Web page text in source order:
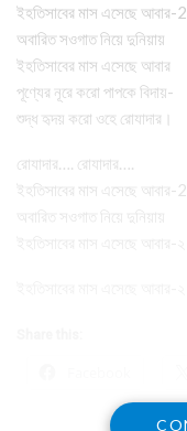
ইহতিসাবের মাস এসেছে আবার-2
অবারিত সওগাত নিয়ে দুনিয়ায়
ইহতিসাবের মাস এসেছে আবার
পূণ্যের নূরে করো পাপকে বিদায়-
শুদ্ধ হৃদয় করো ওহে রোযাদার।
রোযাদার…. রোযাদার….
ইহতিসাবের মাস এসেছে আবার-2
অবারিত সওগাত নিয়ে দুনিয়ায়